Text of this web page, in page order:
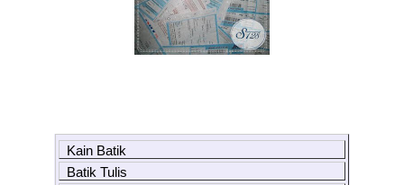
Kain Batik
Batik Tulis